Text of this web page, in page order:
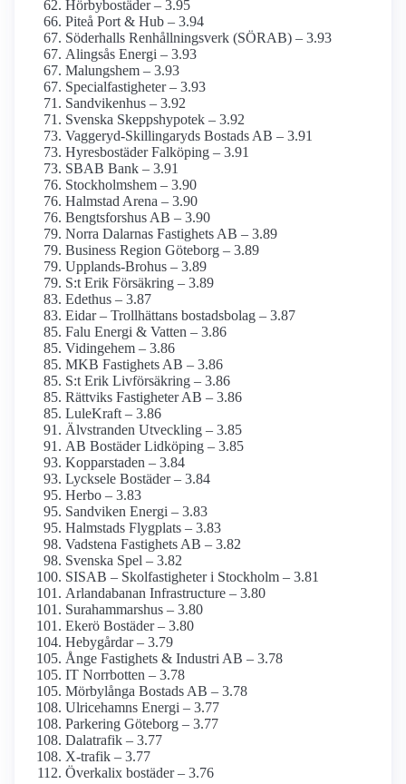
Hörbybostäder – 3.95
Piteå Port & Hub – 3.94
Söderhalls Renhållningsverk (SÖRAB) – 3.93
Alingsås Energi – 3.93
Malungshem – 3.93
Specialfastigheter – 3.93
Sandvikenhus – 3.92
Svenska Skepps­hypotek – 3.92
Vaggeryd-Skillingaryds Bostads AB – 3.91
Hyresbostäder Falköping – 3.91
SBAB Bank – 3.91
Stockholmshem – 3.90
Halmstad Arena – 3.90
Bengtsforshus AB – 3.90
Norra Dalarnas Fastighets AB – 3.89
Business Region Göteborg – 3.89
Upplands-Brohus – 3.89
S:t Erik Försäkring – 3.89
Edethus – 3.87
Eidar – Trollhättans bostadsbolag – 3.87
Falu Energi & Vatten – 3.86
Vidingehem – 3.86
MKB Fastighets AB – 3.86
S:t Erik Livförsäkring – 3.86
Rättviks Fastigheter AB – 3.86
LuleKraft – 3.86
Älvstranden Utveckling – 3.85
AB Bostäder Lidköping – 3.85
Kopparstaden – 3.84
Lycksele Bostäder – 3.84
Herbo – 3.83
Sandviken Energi – 3.83
Halmstads Flygplats – 3.83
Vadstena Fastighets AB – 3.82
Svenska Spel – 3.82
SISAB – Skolfastigheter i Stockholm – 3.81
Arlanda­banan Infrastructure – 3.80
Surahammarshus – 3.80
Ekerö Bostäder – 3.80
Hebygårdar – 3.79
Ånge Fastighets & Industri AB – 3.78
IT Norrbotten – 3.78
Mörbylånga Bostads AB – 3.78
Ulricehamns Energi – 3.77
Parkering Göteborg – 3.77
Dalatrafik – 3.77
X-trafik – 3.77
Överkalix bostäder – 3.76